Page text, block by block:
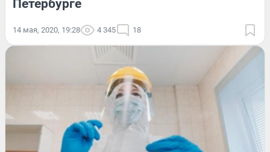
Петербурге
14 мая, 2020, 19:28 4 345 18